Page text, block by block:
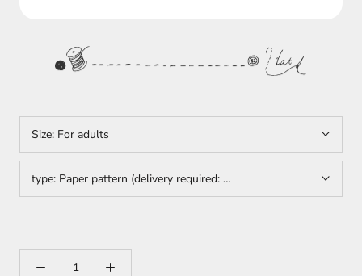
Size: For adults
type: Paper pattern (delivery required: Only Japan)